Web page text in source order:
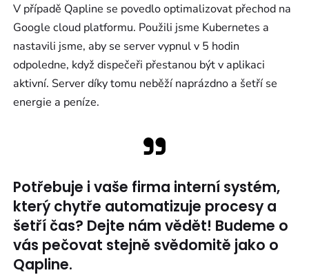
V případě Qapline se povedlo optimalizovat přechod na
Google cloud platformu. Použili jsme Kubernetes a
nastavili jsme, aby se server vypnul v 5 hodin
odpoledne, když dispečeři přestanou být v aplikaci
aktivní. Server díky tomu neběží naprázdno a šetří se
energie a peníze.
Potřebuje i vaše firma interní systém,
který chytře automatizuje procesy a
šetří čas? Dejte nám vědět! Budeme o
vás pečovat stejně svědomitě jako o
Qapline.